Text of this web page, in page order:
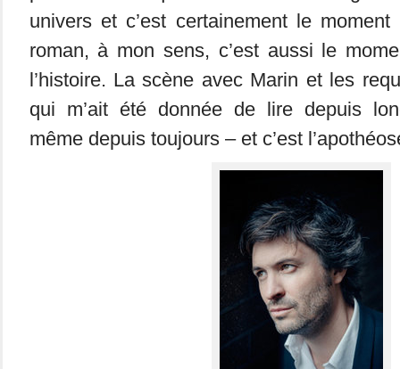
univers et c’est certainement le
roman, à mon sens, c’est aussi le
l’histoire. La scène avec Marin et les
qui m’ait été donnée de lire depuis
même depuis toujours – et c’est